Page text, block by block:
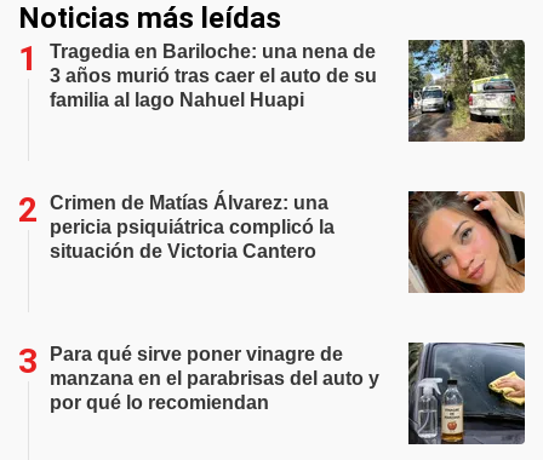
Noticias más leídas
Tragedia en Bariloche: una nena de
3 años murió tras caer el auto de su
familia al lago Nahuel Huapi
Crimen de Matías Álvarez: una
pericia psiquiátrica complicó la
situación de Victoria Cantero
Para qué sirve poner vinagre de
manzana en el parabrisas del auto y
por qué lo recomiendan